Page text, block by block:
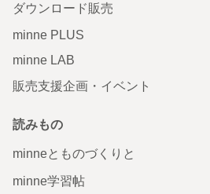
ダウンロード販売
minne PLUS
minne LAB
販売支援企画・イベント
読みもの
minneとものづくりと
minne学習帖